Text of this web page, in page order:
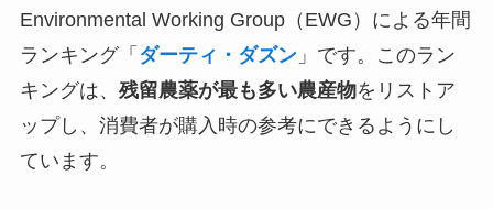
Environmental Working Group（EWG）による年間
ランキング「 ダーティ・ダズン」です。このラン
キングは、 残留農薬が最も多い農産物をリストア
ップし、消費者が購入時の参考にできるようにし
ています。